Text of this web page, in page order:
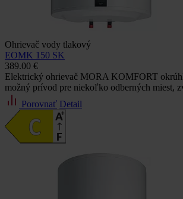
Ohrievač vody tlakový
EOMK 150 SK
389.00 €
Elektrický ohrievač MORA KOMFORT
možný prívod pre niekoľko odberných miest,
Porovnať Detail